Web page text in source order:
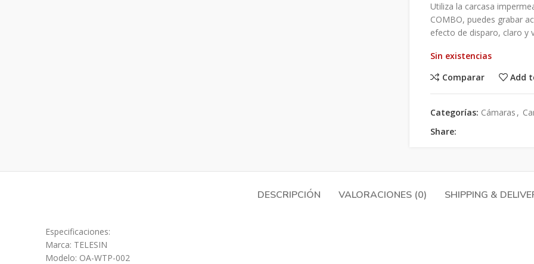
Utiliza la carcasa
COMBO, puedes grabar
efecto de disparo, claro y
Sin existencias
Comparar
Add
Categorías: Cámaras ,
Share:
DESCRIPCIÓN VALORACIONES (0) SHIPPING &
Especificaciones:
Marca: TELESIN
Modelo: OA-WTP-002